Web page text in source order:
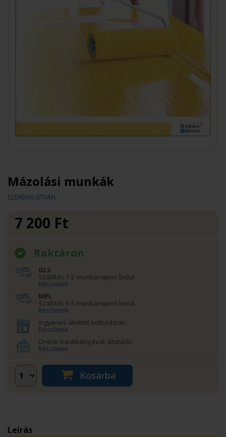
Mázolási munkák
SZERÉNYI ISTVÁN
7 200 Ft
Raktáron
GLS
Szállítás 1-2 munkanapon belül.
Részletek
MPL
Szállítás 3-5 munkanapon belül.
Részletek
Ingyenes átvétel boltunkban
Részletek
Online bankkártyával, átutalás
Részletek
Kosárba
Leírás